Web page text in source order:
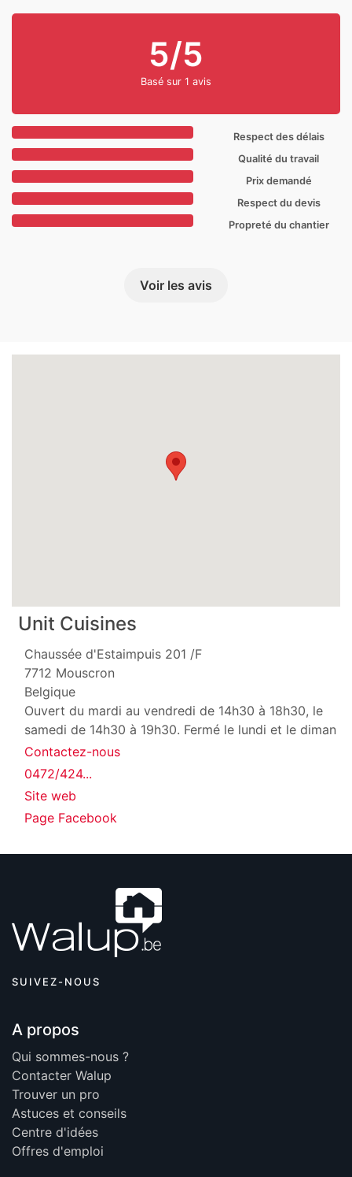
5/5
Basé sur 1 avis
Respect des délais
Qualité du travail
Prix demandé
Respect du devis
Propreté du chantier
Voir les avis
Unit Cuisines
Chaussée d'Estaimpuis 201 /F
7712 Mouscron
Belgique
Ouvert du mardi au vendredi de 14h30 à 18h30, le
samedi de 14h30 à 19h30. Fermé le lundi et le diman
Contactez-nous
0472/424...
Site web
Page Facebook
SUIVEZ-NOUS
A propos
Qui sommes-nous ?
Contacter Walup
Trouver un pro
Astuces et conseils
Centre d'idées
Offres d'emploi